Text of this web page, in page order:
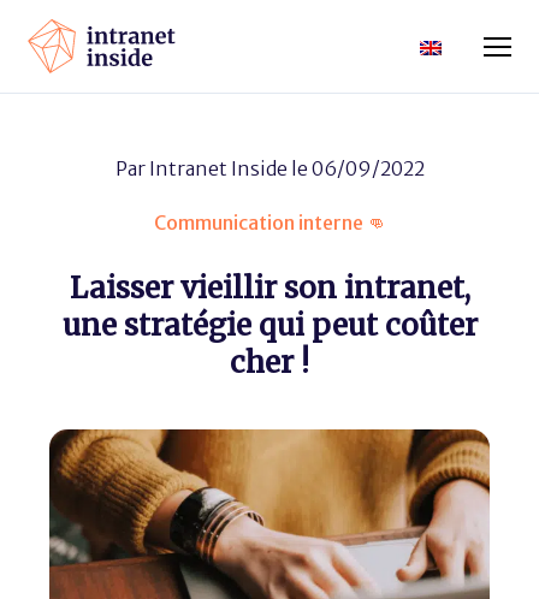
Par Intranet Inside le 06/09/2022
Communication interne 👊
Laisser vieillir son intranet,
une stratégie qui peut coûter
cher !